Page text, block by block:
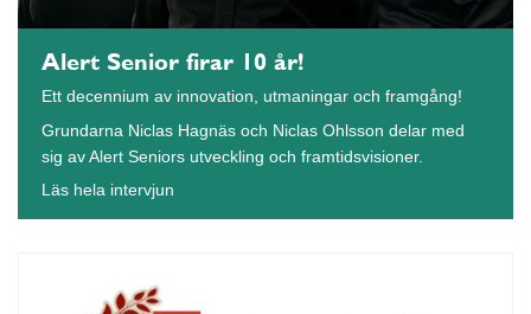
Alert Senior firar 10 år!
Ett decennium av innovation, utmaningar och framgång!
Grundarna Niclas Hagnäs och Niclas Ohlsson delar med
sig av Alert Seniors utveckling och framtidsvisioner.
Läs hela intervjun